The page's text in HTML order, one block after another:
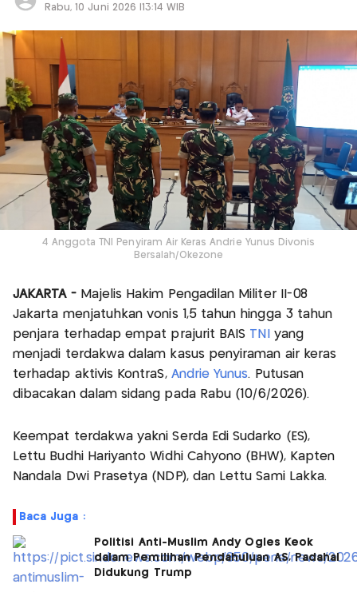
Rabu, 10 Juni 2026 |13:14 WIB
4 Anggota TNI Penyiram Air Keras Andrie Yunus Divonis
Bersalah/Okezone
JAKARTA - Majelis Hakim Pengadilan Militer II-08
Jakarta menjatuhkan vonis 1,5 tahun hingga 3 tahun
penjara terhadap empat prajurit BAIS TNI yang
menjadi terdakwa dalam kasus penyiraman air keras
terhadap aktivis KontraS, Andrie Yunus. Putusan
dibacakan dalam sidang pada Rabu (10/6/2026).
Keempat terdakwa yakni Serda Edi Sudarko (ES),
Lettu Budhi Hariyanto Widhi Cahyono (BHW), Kapten
Nandala Dwi Prasetya (NDP), dan Lettu Sami Lakka.
Baca Juga :
Politisi Anti-Muslim Andy Ogles Keok
dalam Pemilihan Pendahuluan AS, Padahal
Didukung Trump